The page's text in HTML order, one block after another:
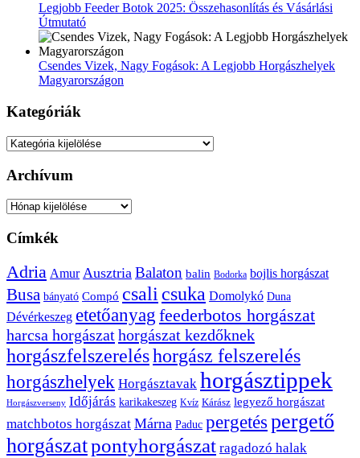
Legjobb Feeder Botok 2025: Összehasonlítás és Vásárlási
Útmutató
Csendes Vizek, Nagy Fogások: A Legjobb Horgászhelyek
Magyarországon
Kategóriák
Kategóriák
Archívum
Archívum
Címkék
Adria Amur Ausztria Balaton balin Bodorka bojlis horgászat
Busa bányató Compó csali csuka Domolykó Duna
Dévérkeszeg etetőanyag feederbotos horgászat
harcsa horgászathorgászat kezdőknek
horgászfelszereléshorgász felszerelés
horgászhelyek Horgásztavak horgásztippek
Horgászverseny Időjárás karikakeszeg Kvíz Kárász legyező horgászat
matchbotos horgászat Márna Paduc pergetéspergető
horgászatpontyhorgászat ragadozó halak